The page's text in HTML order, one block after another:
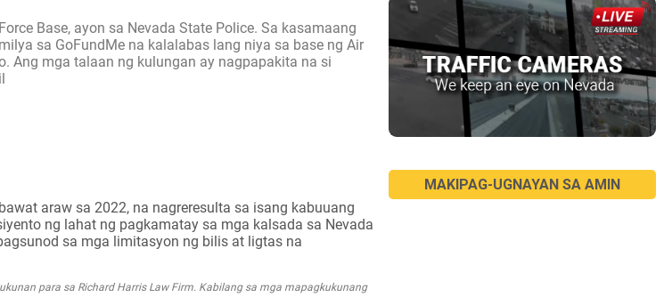
Base, ayon sa Nevada State Police. Sa kasamaang
sa GoFundMe na kalalabas lang niya sa base ng Air
Ang mga talaan ng kulungan ay nagpapakita na si
araw sa 2022, na nagreresulta sa isang kabuuang
ng lahat ng pagkamatay sa mga kalsada sa Nevada
sa mga limitasyon ng bilis at ligtas na
para sa Richard Harris Law Firm. Kabilang sa mga mapagkukunang
MAKIPAG-UGNAYAN SA AMIN